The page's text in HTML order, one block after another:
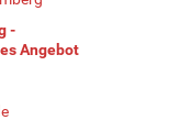
-
Angebot